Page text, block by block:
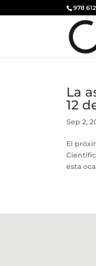
978
La
12
Sep 2,
El
esta